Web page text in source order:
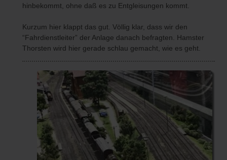
hinbekommt, ohne daß es zu Entgleisungen kommt.
Kurzum hier klappt das gut. Völlig klar, dass wir den
“Fahrdienstleiter” der Anlage danach befragten. Hamster
Thorsten wird hier gerade schlau gemacht, wie es geht.